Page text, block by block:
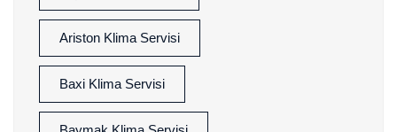
Ariston Klima Servisi
Baxi Klima Servisi